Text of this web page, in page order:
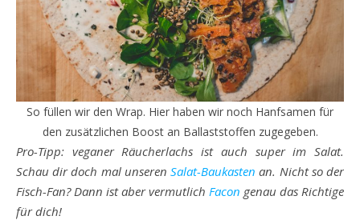
So füllen wir den Wrap. Hier haben wir noch Hanfsamen für
den zusätzlichen Boost an Ballaststoffen zugegeben.
Pro-Tipp: veganer Räucherlachs ist auch super im Salat.
Schau dir doch mal unserenSalat-Baukasten an. Nicht so der
Fisch-Fan? Dann ist aber vermutlich Facon genau das Richtige
für dich!